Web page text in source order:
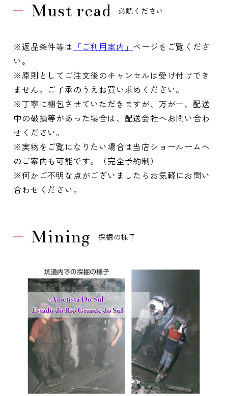
Must read 必読ください
※返品条件等は 「ご利用案内」 ページをご覧くださ
い。
※原則としてご注文後のキャンセルは受け付けでき
ません。ご了承のうえお買い求めください。
※丁寧に梱包させていただきますが、万が一、配送
中の破損等があった場合は、配送会社へお問い合わ
せください。
※実物をご覧になりたい場合は当店ショールームへ
のご案内も可能です。（完全予約制）
※何かご不明な点がございましたらお気軽にお問い
合わせください。
Mining 採掘の様子